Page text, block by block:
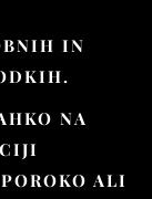
IN
NA
ALI